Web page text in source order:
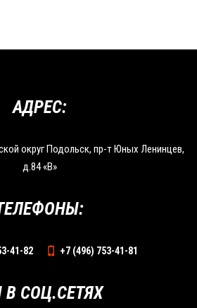
АДРЕС:
округ Подольск, пр-т Юных Ленинцев,
д.84 «В»
41-82 +7 (496) 753-41-81
СОЦ.СЕТЯХ